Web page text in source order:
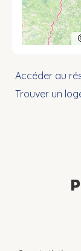
Accéder au
Trouver un